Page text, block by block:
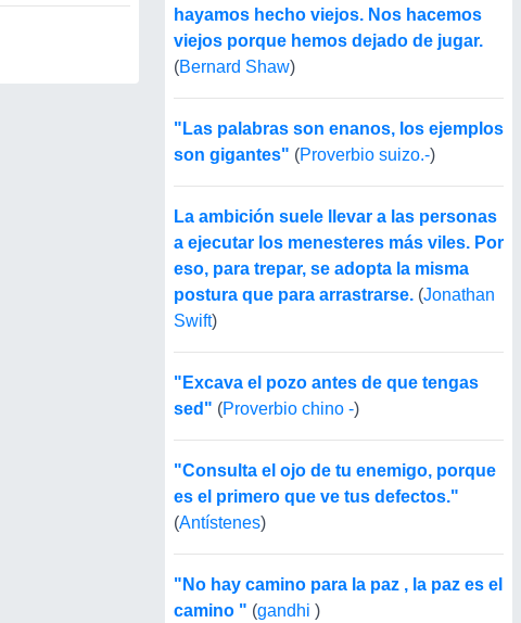
hayamos hecho viejos. Nos hacemos
viejos porque hemos dejado de jugar.
(Bernard Shaw)
"Las palabras son enanos, los ejemplos
son gigantes" (Proverbio suizo.-)
La ambición suele llevar a las personas
a ejecutar los menesteres más viles. Por
eso, para trepar, se adopta la misma
postura que para arrastrarse. (Jonathan
Swift)
"Excava el pozo antes de que tengas
sed" (Proverbio chino -)
"Consulta el ojo de tu enemigo, porque
es el primero que ve tus defectos."
(Antístenes)
"No hay camino para la paz , la paz es el
camino " (gandhi )